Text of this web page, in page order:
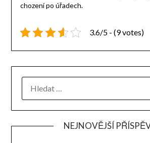
chození po úřadech.
3.6/5 - (9 votes)
NEJNOVĚJŠÍ